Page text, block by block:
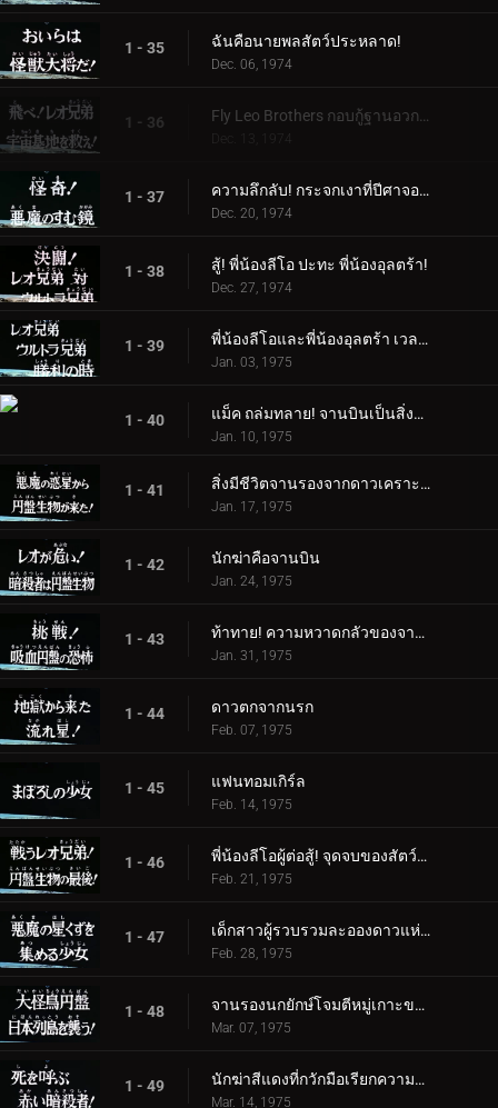
1 - 35 ฉันคือนายพลสัตว์ประหลาด!
Dec. 06, 1974
1 - 36
Dec. 13, 1974
1 - 37 ความลึกลับ! กระจกเงาที่ปีศาจอาศัยอยู่
Dec. 20, 1974
1 - 38 สู้! พี่น้องลีโอ ปะทะ พี่น้องอุลตร้า!
Dec. 27, 1974
1 - 39 พี่น้องลีโอและพี่น้องอุลตร้า เวลาแห่งชัยชนะ
Jan. 03, 1975
1 - 40 แม็ค ถล่มทลาย! จานบินเป็นสิ่งมีชีวิต
Jan. 10, 1975
1 - 41 สิ่งมีชีวิตจานรองจากดาวเคราะห์ชั่วร้ายอยู่ที่นี่แล้ว!
Jan. 17, 1975
1 - 42 นักฆ่าคือจานบิน
Jan. 24, 1975
1 - 43 ท้าทาย! ความหวาดกลัวของจานดูดเลือด
Jan. 31, 1975
1 - 44 ดาวตกจากนรก
Feb. 07, 1975
1 - 45 แฟนทอมเกิร์ล
Feb. 14, 1975
1 - 46 พี่น้องลีโอผู้ต่อสู้! จุดจบของสัตว์ร้ายจานบิน
Feb. 21, 1975
1 - 47 เด็กสาวผู้รวบรวมละอองดาวแห่งปีศาจ
Feb. 28, 1975
1 - 48 จานรองนกยักษ์โจมตีหมู่เกาะของญี่ปุ่น
Mar. 07, 1975
1 - 49 นักฆ่าสีแดงที่กวักมือเรียกความตาย!
Mar. 14, 1975